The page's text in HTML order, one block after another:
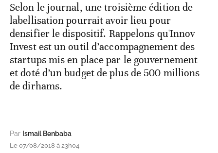
Selon le journal, une troisième édition de
labellisation pourrait avoir lieu pour
densifier le dispositif. Rappelons qu'Innov
Invest est un outil d’accompagnement des
startups mis en place par le gouvernement
et doté d’un budget de plus de 500 millions
de dirhams.
Par Ismail Benbaba
Le 07/08/2018 à 23h04